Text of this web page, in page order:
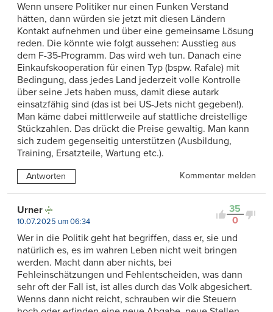
Wenn unsere Politiker nur einen Funken Verstand
hätten, dann würden sie jetzt mit diesen Ländern
Kontakt aufnehmen und über eine gemeinsame Lösung
reden. Die könnte wie folgt aussehen: Ausstieg aus
dem F-35-Programm. Das wird weh tun. Danach eine
Einkaufskooperation für einen Typ (bspw. Rafale) mit
Bedingung, dass jedes Land jederzeit volle Kontrolle
über seine Jets haben muss, damit diese autark
einsatzfähig sind (das ist bei US-Jets nicht gegeben!).
Man käme dabei mittlerweile auf stattliche dreistellige
Stückzahlen. Das drückt die Preise gewaltig. Man kann
sich zudem gegenseitig unterstützen (Ausbildung,
Training, Ersatzteile, Wartung etc.).
Antworten Kommentar melden
35
0
Urner
10.07.2025 um 06:34
Wer in die Politik geht hat begriffen, dass er, sie und
natürlich es, es im wahren Leben nicht weit bringen
werden. Macht dann aber nichts, bei
Fehleinschätzungen und Fehlentscheiden, was dann
sehr oft der Fall ist, ist alles durch das Volk abgesichert.
Wenns dann nicht reicht, schrauben wir die Steuern